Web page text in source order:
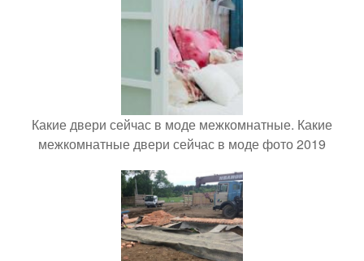
Какие двери сейчас в моде межкомнатные. Какие
межкомнатные двери сейчас в моде фото 2019